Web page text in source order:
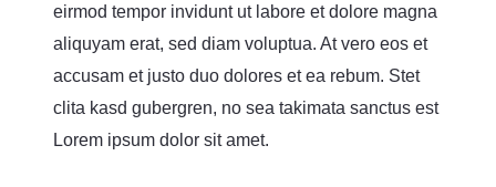
eirmod tempor invidunt ut labore et dolore magna
aliquyam erat, sed diam voluptua. At vero eos et
accusam et justo duo dolores et ea rebum. Stet
clita kasd gubergren, no sea takimata sanctus est
Lorem ipsum dolor sit amet.